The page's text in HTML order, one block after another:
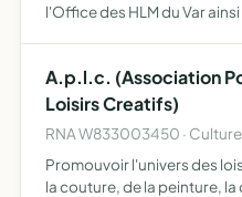
l'Office des HLM du Var
a…
A.p.l.c. (Association
Loisirs Creatifs)
RNA W833003450 · Culture
Promouvoir l'univers des
la couture, de la peinture, la